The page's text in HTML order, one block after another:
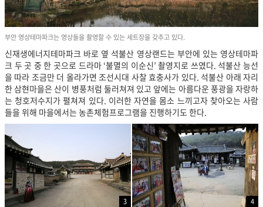
부안 영상테마파크는 영상들을 촬영할 수 있는 세트장을 갖추고 있다.
신재생에너지테마파크 바로 옆 석불산 영상랜드는 부안에 있는 영상테마파
크 두 곳 중 한 곳으로 드라마 ‘불멸의 이순신’ 촬영지로 쓰였다. 석불산 능선
을 따라 조금만 더 올라가면 조선시대 사찰 효충사가 있다. 석불산 아래 자리
한 삼현마을은 산이 병풍처럼 둘러쳐져 있고 앞에는 아름다운 풍광을 자랑하
는 청호저수지가 펼쳐져 있다. 이러한 자연을 몸소 느끼고자 찾아오는 사람
들을 위해 마을에서는 농촌체험프로그램을 진행하기도 한다.
3
4